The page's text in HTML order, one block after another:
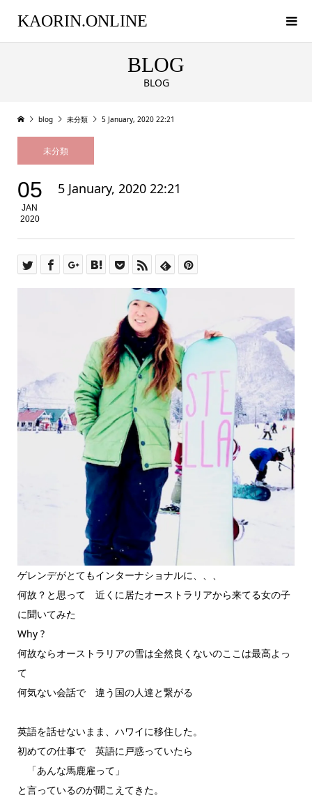
KAORIN.ONLINE
BLOG
BLOG
blog 未分類 5 January, 2020 22:21
未分類
05
JAN
2020
5 January, 2020 22:21
ゲレンデがとてもインターナショナルに、、、
何故？と思って 近くに居たオーストラリアから来てる女の子
に聞いてみた
Why ?
何故ならオーストラリアの雪は全然良くないのここは最高よっ
て
何気ない会話で 違う国の人達と繋がる
英語を話せないまま、ハワイに移住した。
初めての仕事で 英語に戸惑っていたら
「あんな馬鹿雇って」
と言っているのが聞こえてきた。